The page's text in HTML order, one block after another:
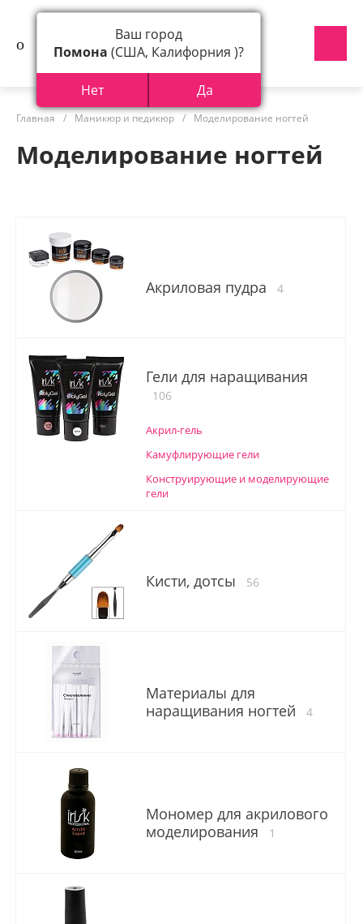
Главная / Маникюр и педикюр / Моделирование ногтей
Моделирование ногтей
Акриловая пудра 4
Гели для наращивания
106
Акрил-гель
Камуфлирующие гели
Конструирующие и моделирующие
гели
Кисти, дотсы 56
Материалы для
наращивания ногтей
4
Мономер для акрилового
моделирования
1
Ваш город
Помона (США, Калифорния )?
Нет Да